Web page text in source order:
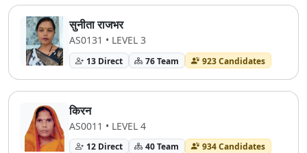
सुनीता राजभर
AS0131 • LEVEL 3
13 Direct 76 Team 923 Candidates
किरन
AS0011 • LEVEL 4
12 Direct 40 Team 934 Candidates